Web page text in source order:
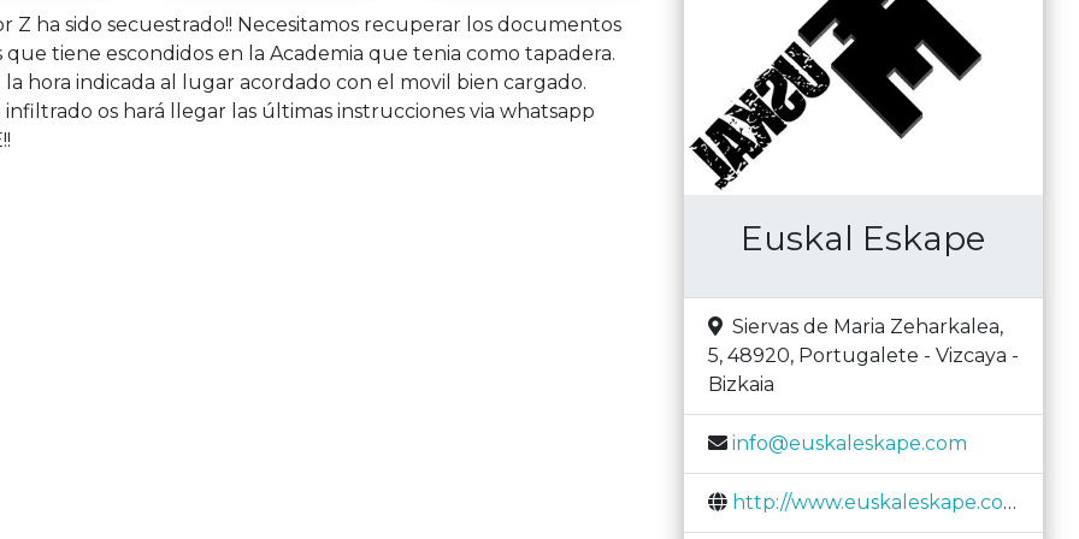
Z ha sido secuestrado!! Necesitamos recuperar los documentos
que tiene escondidos en la Academia que tenia como tapadera.
la hora indicada al lugar acordado con el movil bien cargado.
os hará llegar las últimas instrucciones via whatsapp
Euskal Eskape
Siervas de Maria Zeharkalea,
5, 48920, Portugalete - Vizcaya -
Bizkaia
info@euskaleskape.com
http://www.euskaleskape.com/